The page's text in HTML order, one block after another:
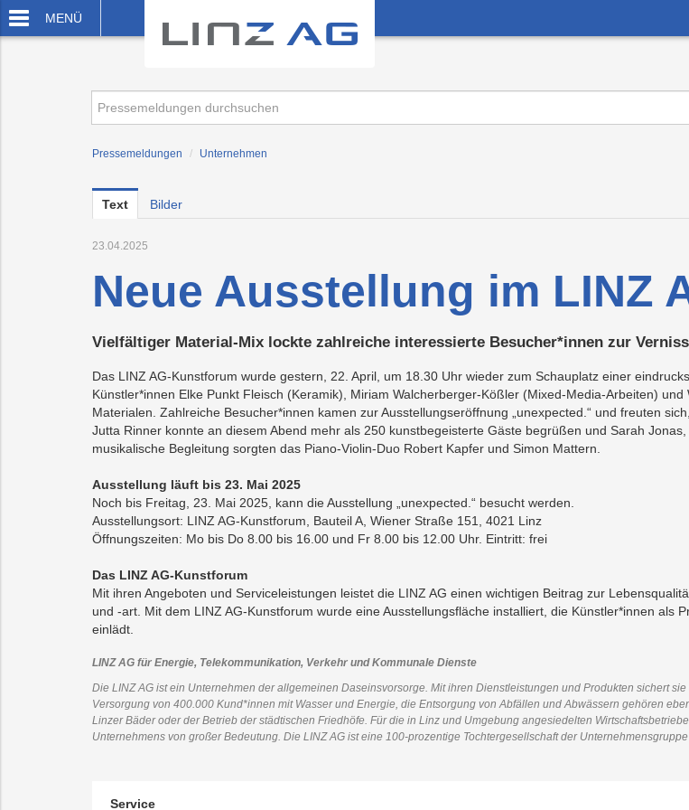
zum Inhalt springen
zum Footer springen
MENÜ
Pressemeldungen / Unternehmen
Text Bilder
23.04.2025
Neue Ausstellung im LINZ
Vielfältiger Material-Mix lockte zahlreiche interessierte Besucher*innen zur
Das LINZ AG-Kunstforum wurde gestern, 22. April, um 18.30 Uhr wieder zum Schauplatz einer
Künstler*innen Elke Punkt Fleisch (Keramik), Miriam Walcherberger-Kößler (Mixed-Media-Arbeiten)
Materialen. Zahlreiche Besucher*innen kamen zur Ausstellungseröffnung „unexpected.“ und freuten
Jutta Rinner konnte an diesem Abend mehr als 250 kunstbegeisterte Gäste begrüßen und Sarah
musikalische Begleitung sorgten das Piano-Violin-Duo Robert Kapfer und Simon Mattern.
Ausstellung läuft bis 23. Mai 2025
Noch bis Freitag, 23. Mai 2025, kann die Ausstellung „unexpected.“ besucht werden.
Ausstellungsort: LINZ AG-Kunstforum, Bauteil A, Wiener Straße 151, 4021 Linz
Öffnungszeiten: Mo bis Do 8.00 bis 16.00 und Fr 8.00 bis 12.00 Uhr. Eintritt: frei
Das LINZ AG-Kunstforum
Mit ihren Angeboten und Serviceleistungen leistet die LINZ AG einen wichtigen Beitrag zur
und -art. Mit dem LINZ AG-Kunstforum wurde eine Ausstellungsfläche installiert, die Künstler*innen als
einlädt.
LINZ AG für Energie, Telekommunikation, Verkehr und Kommunale Dienste
Die LINZ AG ist ein Unternehmen der allgemeinen Daseinsvorsorge. Mit ihren Dienstleistungen und Produkten sichert
Versorgung von 400.000 Kund*innen mit Wasser und Energie, die Entsorgung von Abfällen und Abwässern gehören
Linzer Bäder oder der Betrieb der städtischen Friedhöfe. Für die in Linz und Umgebung angesiedelten
Unternehmens von großer Bedeutung. Die LINZ AG ist eine 100-prozentige Tochtergesellschaft der
Service